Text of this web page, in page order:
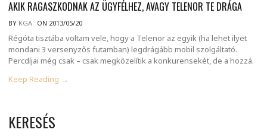
AKIK RAGASZKODNAK AZ ÜGYFÉLHEZ, AVAGY TELENOR TE DRÁGA
BY KGA ON 2013/05/20
Régóta tisztába voltam vele, hogy a Telenor az egyik (ha lehet ilyet
mondani 3 versenyzős futamban) legdrágább mobil szolgáltató.
Percdíjai még csak – csak megközelítik a konkurensekét, de a hozzá.
Keep Reading →
KERESÉS